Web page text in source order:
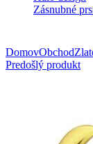
Zásnubné
DomovObchod
Predošlý produkt